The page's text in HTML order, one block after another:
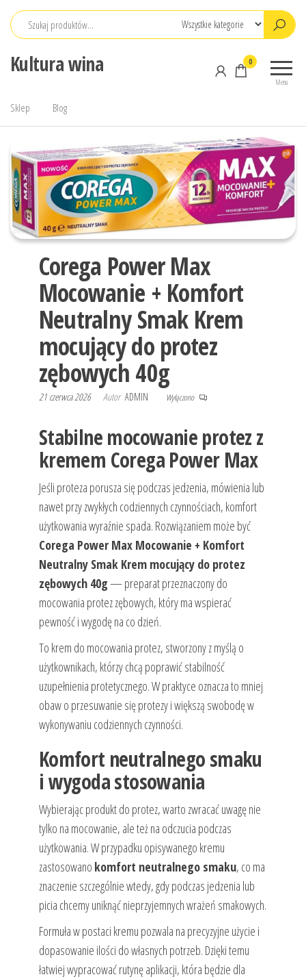
Przejdź
Kultura wina
Menu
0
Sklep Blog
Corega Power Max
Mocowanie + Komfort
Neutralny Smak Krem
mocujący do protez
zębowych 40g
21 czerwca 2026 Autor ADMIN Wyłączono
Stabilne mocowanie protez z
kremem Corega Power Max
Jeśli proteza porusza się podczas jedzenia, mówienia lub
nawet przy zwykłych codziennych czynnościach, komfort
użytkowania wyraźnie spada. Rozwiązaniem może być
Corega Power Max Mocowanie + Komfort
Neutralny Smak Krem mocujący do protez
zębowych 40g— preparat przeznaczony do
mocowania protez zębowych, który ma wspierać
pewność i wygodę na co dzień.
To krem do mocowania protez, stworzony z myślą o
użytkownikach, którzy chcą poprawić stabilność
uzupełnienia protetycznego. W praktyce oznacza to mniej
obaw o przesuwanie się protezy i większą swobodę w
wykonywaniu codziennych czynności.
Komfort neutralnego smaku
i wygoda stosowania
Wybierając produkt do protez, warto zwracać uwagę nie
tylko na mocowanie, ale też na odczucia podczas
użytkowania. W przypadku opisywanego kremu
zastosowano komfort neutralnego smaku, co ma
znaczenie szczególnie wtedy, gdy podczas jedzenia lub
picia chcemy uniknąć nieprzyjemnych wrażeń smakowych.
Formuła w postaci kremu pozwala na precyzyjne użycie i
dopasowanie ilości do własnych potrzeb. Dzięki temu
łatwiej wypracować rutynę aplikacji, która będzie dla